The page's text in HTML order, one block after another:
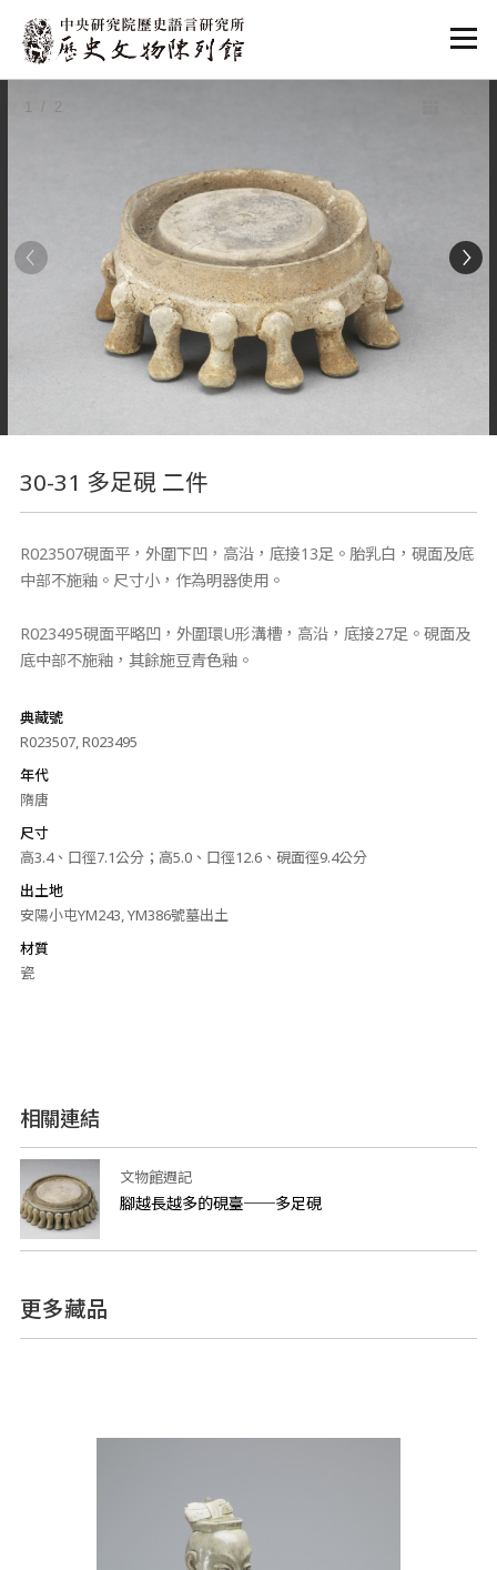
:::
1 / 2
30-31 多足硯 二件
R023507硯面平，外圍下凹，高沿，底接13足。胎乳白，硯面及底
中部不施釉。尺寸小，作為明器使用。
R023495硯面平略凹，外圍環U形溝槽，高沿，底接27足。硯面及
底中部不施釉，其餘施豆青色釉。
典藏號
R023507, R023495
年代
隋唐
尺寸
高3.4、口徑7.1公分；高5.0、口徑12.6、硯面徑9.4公分
出土地
安陽小屯YM243, YM386號墓出土
材質
瓷
相關連結
文物館週記
腳越長越多的硯臺──多足硯
更多藏品